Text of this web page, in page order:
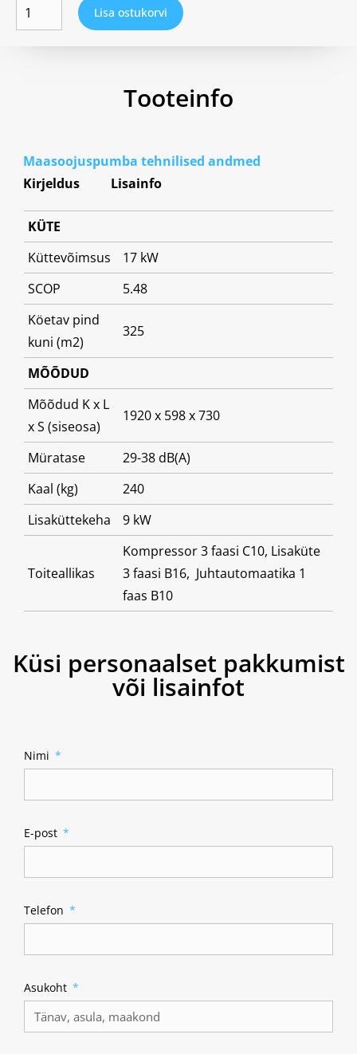
Lisa ostukorvi
Tooteinfo
Maasoojuspumba tehnilised andmed
Kirjeldus
Lisainfo
KÜTE
Küttevõimsus
17 kW
SCOP
5.48
Köetav pind
kuni (m2)
325
MÕÕDUD
Mõõdud K x L
x S (siseosa)
1920 x 598 x 730
Müratase
29-38 dB(A)
Kaal (kg)
240
Lisaküttekeha
9 kW
Toiteallikas
Kompressor 3 faasi C10, Lisaküte
3 faasi B16, Juhtautomaatika 1
faas B10
Küsi personaalset pakkumist
või lisainfot
Nimi
E-post
Telefon
Asukoht